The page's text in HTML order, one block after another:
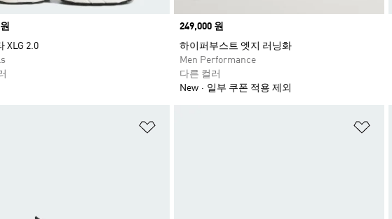
XLG 2.0
Price
249,000 원
하이퍼부스트 엣지 러닝화
Men Performance
다른 컬러
New
일부 쿠폰 적용 제외